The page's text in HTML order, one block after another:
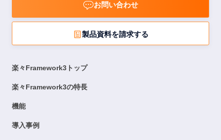
お問い合わせ
製品資料を請求する
楽々Framework3トップ
楽々Framework3の特長
機能
導入事例